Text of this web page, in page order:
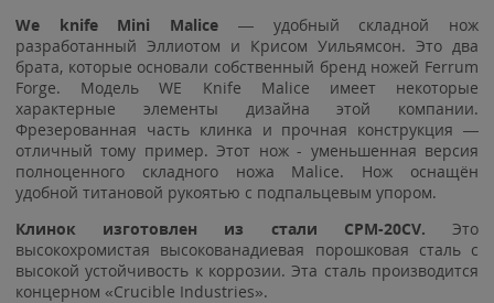
We knife Mini Malice — удобный складной нож
разработанный Эллиотом и Крисом Уильямсон. Это два
брата, которые основали собственный бренд ножей Ferrum
Forge. Модель WE Knife Malice имеет некоторые
характерные элементы дизайна этой компании.
Фрезерованная часть клинка и прочная конструкция —
отличный тому пример. Этот нож - уменьшенная версия
полноценного складного ножа Malice. Нож оснащён
удобной титановой рукоятью с подпальцевым упором.
Клинок изготовлен из стали CPM-20CV. Это
высокохромистая высокованадиевая порошковая сталь с
высокой устойчивость к коррозии. Эта сталь производится
концерном «Crucible Industries».